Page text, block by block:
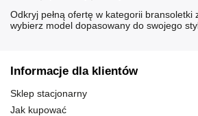
Odkryj pełną ofertę w kategorii bransoletki
wybierz model dopasowany do swojego
Informacje dla klientów
Sklep stacjonarny
Jak kupować